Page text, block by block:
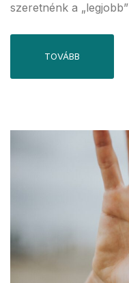
szeretnénk a
TOVÁBB